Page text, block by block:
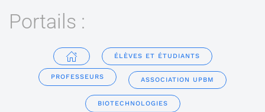
Portails :
ÉLÈVES ET ÉTUDIANTS
PROFESSEURS ASSOCIATION UPBM
BIOTECHNOLOGIES